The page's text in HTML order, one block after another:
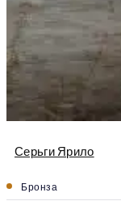
Серьги Ярило
Бронза